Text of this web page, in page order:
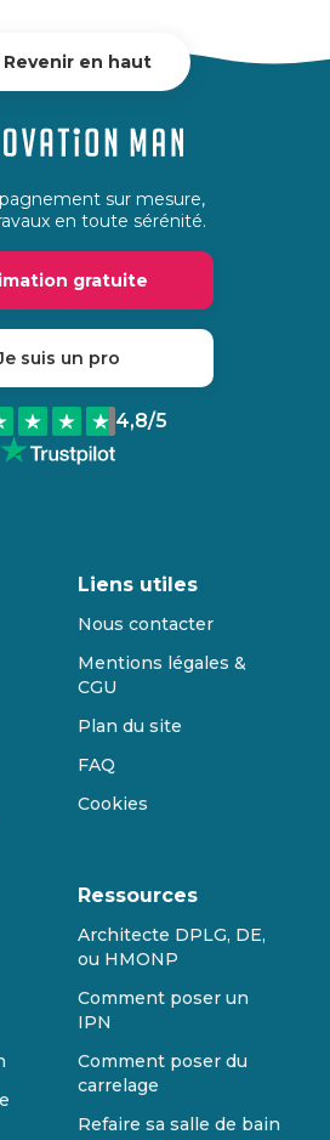
Revenir en haut
sur mesure,
en toute sérénité.
gratuite
suis un pro
4,8/5
Liens utiles
Nous contacter
Mentions légales &
CGU
Plan du site
FAQ
Cookies
Ressources
Architecte DPLG, DE,
ou HMONP
Comment poser un
IPN
Comment poser du
carrelage
Refaire sa salle de bain